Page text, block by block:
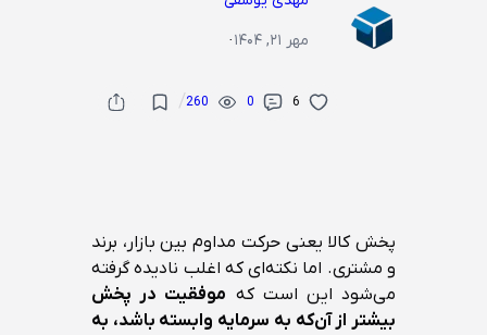
مهر ۲۱, ۱۴۰۴
·
6
0
260
/
پخش کالا یعنی حرکت مداوم بین بازار، برند
و مشتری. اما نکته‌ای که اغلب نادیده گرفته
می‌شود این است که موفقیت در پخش
بیشتر از آن‌که به سرمایه وابسته باشد، به